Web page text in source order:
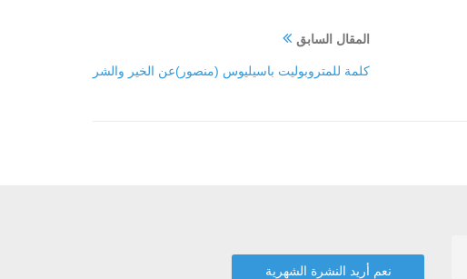
المقال السابق
كلمة للمتروبوليت باسيليوس (منصور)عن الخير والشر